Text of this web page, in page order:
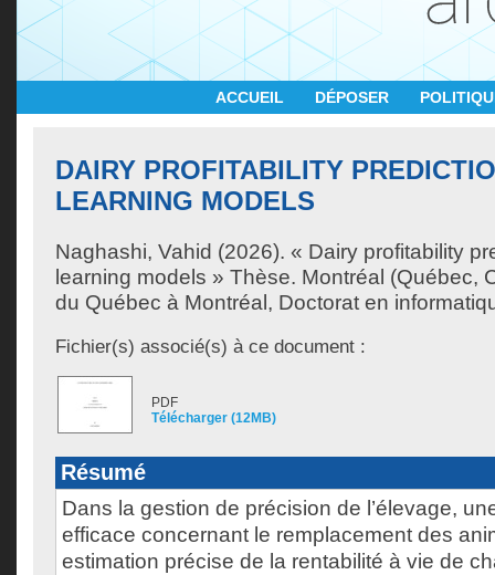
ACCUEIL DÉPOSER
DAIRY PROFITABILITY
LEARNING MODELS
Naghashi, Vahid (2026). « Dairy profitability
learning models » Thèse. Montréal (Québec,
du Québec à Montréal, Doctorat en
Fichier(s) associé(s) à ce document :
PDF
Télécharger (12MB)
Résumé
Dans la gestion de précision de l’élevage,
efficace concernant le remplacement des
estimation précise de la rentabilité à vie de